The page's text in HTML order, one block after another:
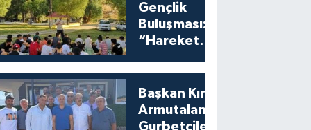
Gençlik
Buluşması:
“Harekete
Programına
Yoğun İlgi
Başkan Kıraç
Armutalan’da
Gurbetçilerle